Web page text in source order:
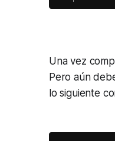
Una vez
Pero aún
lo siguiente